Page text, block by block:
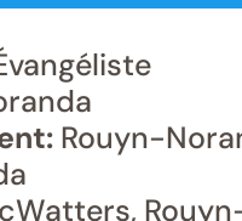
Rouyn-